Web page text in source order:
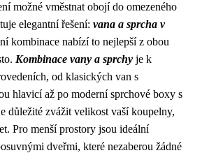
možné vměstnat obojí do omezeného
elegantní řešení: vana a sprcha v
kombinace nabízí to nejlepší z obou
Kombinace vany a sprchy je k
od klasických van s
hlavicí až po moderní sprchové boxy s
důležité zvážit velikost vaší koupelny,
Pro menší prostory jsou ideální
dveřmi, které nezaberou žádné